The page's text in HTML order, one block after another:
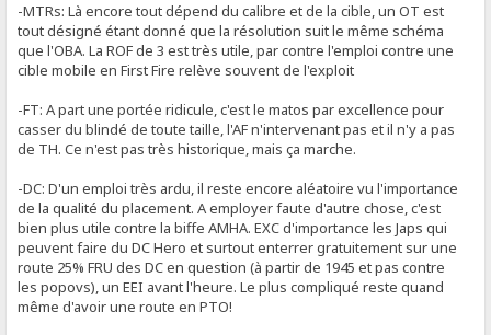
-MTRs: Là encore tout dépend du calibre et de la cible, un OT est
tout désigné étant donné que la résolution suit le même schéma
que l'OBA. La ROF de 3 est très utile, par contre l'emploi contre une
cible mobile en First Fire relève souvent de l'exploit
-FT: A part une portée ridicule, c'est le matos par excellence pour
casser du blindé de toute taille, l'AF n'intervenant pas et il n'y a pas
de TH. Ce n'est pas très historique, mais ça marche.
-DC: D'un emploi très ardu, il reste encore aléatoire vu l'importance
de la qualité du placement. A employer faute d'autre chose, c'est
bien plus utile contre la biffe AMHA. EXC d'importance les Japs qui
peuvent faire du DC Hero et surtout enterrer gratuitement sur une
route 25% FRU des DC en question (à partir de 1945 et pas contre
les popovs), un EEI avant l'heure. Le plus compliqué reste quand
même d'avoir une route en PTO!